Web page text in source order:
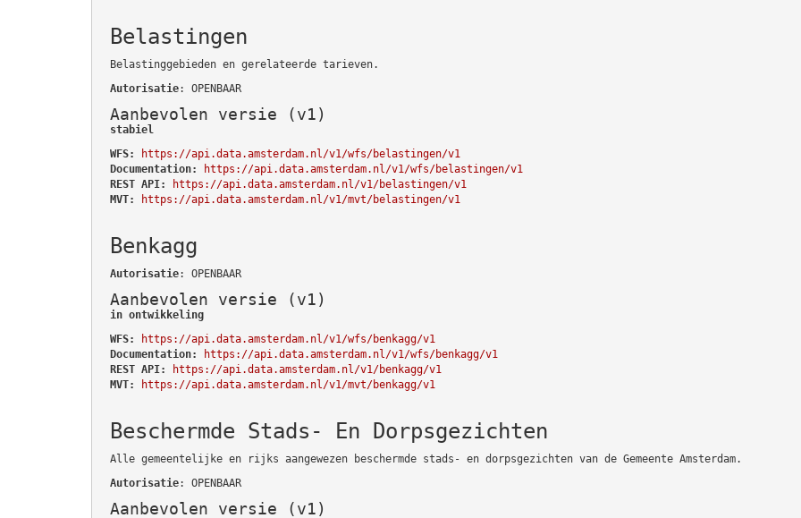
Belastingen
Belastinggebieden en gerelateerde tarieven.
Autorisatie: OPENBAAR
Aanbevolen versie (v1)
stabiel
WFS:
https://api.data.amsterdam.nl/v1/wfs/belastingen/v1
Documentation:
https://api.data.amsterdam.nl/v1/wfs/belastingen/v1
REST API:
https://api.data.amsterdam.nl/v1/belastingen/v1
MVT:
https://api.data.amsterdam.nl/v1/mvt/belastingen/v1
Benkagg
Autorisatie: OPENBAAR
Aanbevolen versie (v1)
in ontwikkeling
WFS:
https://api.data.amsterdam.nl/v1/wfs/benkagg/v1
Documentation:
https://api.data.amsterdam.nl/v1/wfs/benkagg/v1
REST API:
https://api.data.amsterdam.nl/v1/benkagg/v1
MVT:
https://api.data.amsterdam.nl/v1/mvt/benkagg/v1
Beschermde Stads- En Dorpsgezichten
Alle gemeentelijke en rijks aangewezen beschermde stads- en dorpsgezichten van de Gemeente Amsterdam.
Autorisatie: OPENBAAR
Aanbevolen versie (v1)